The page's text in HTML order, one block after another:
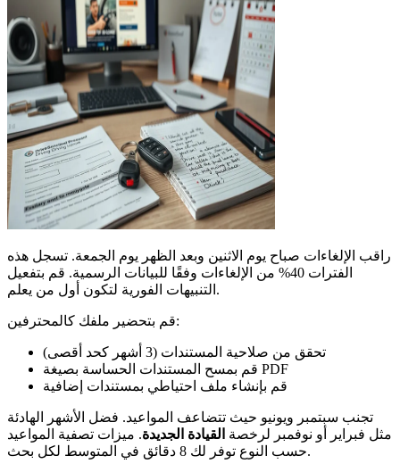
راقب الإلغاءات صباح يوم الاثنين وبعد الظهر يوم الجمعة. تسجل هذه
الفترات 40% من الإلغاءات وفقًا للبيانات الرسمية. قم بتفعيل
التنبيهات الفورية لتكون أول من يعلم.
قم بتحضير ملفك كالمحترفين:
تحقق من صلاحية المستندات (3 أشهر كحد أقصى)
قم بمسح المستندات الحساسة بصيغة PDF
قم بإنشاء ملف احتياطي بمستندات إضافية
تجنب سبتمبر ويونيو حيث تتضاعف المواعيد. فضل الأشهر الهادئة
مثل فبراير أو نوفمبر لرخصة القيادة الجديدة. ميزات تصفية المواعيد
حسب النوع توفر لك 8 دقائق في المتوسط لكل بحث.